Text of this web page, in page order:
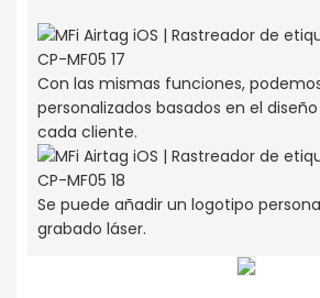
Con las mismas funciones,
personalizados basados ​​en el
cada cliente.
Se puede añadir un logotipo
grabado láser.